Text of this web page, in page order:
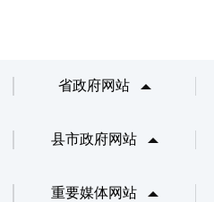
省政府网站
县市政府网站
重要媒体网站